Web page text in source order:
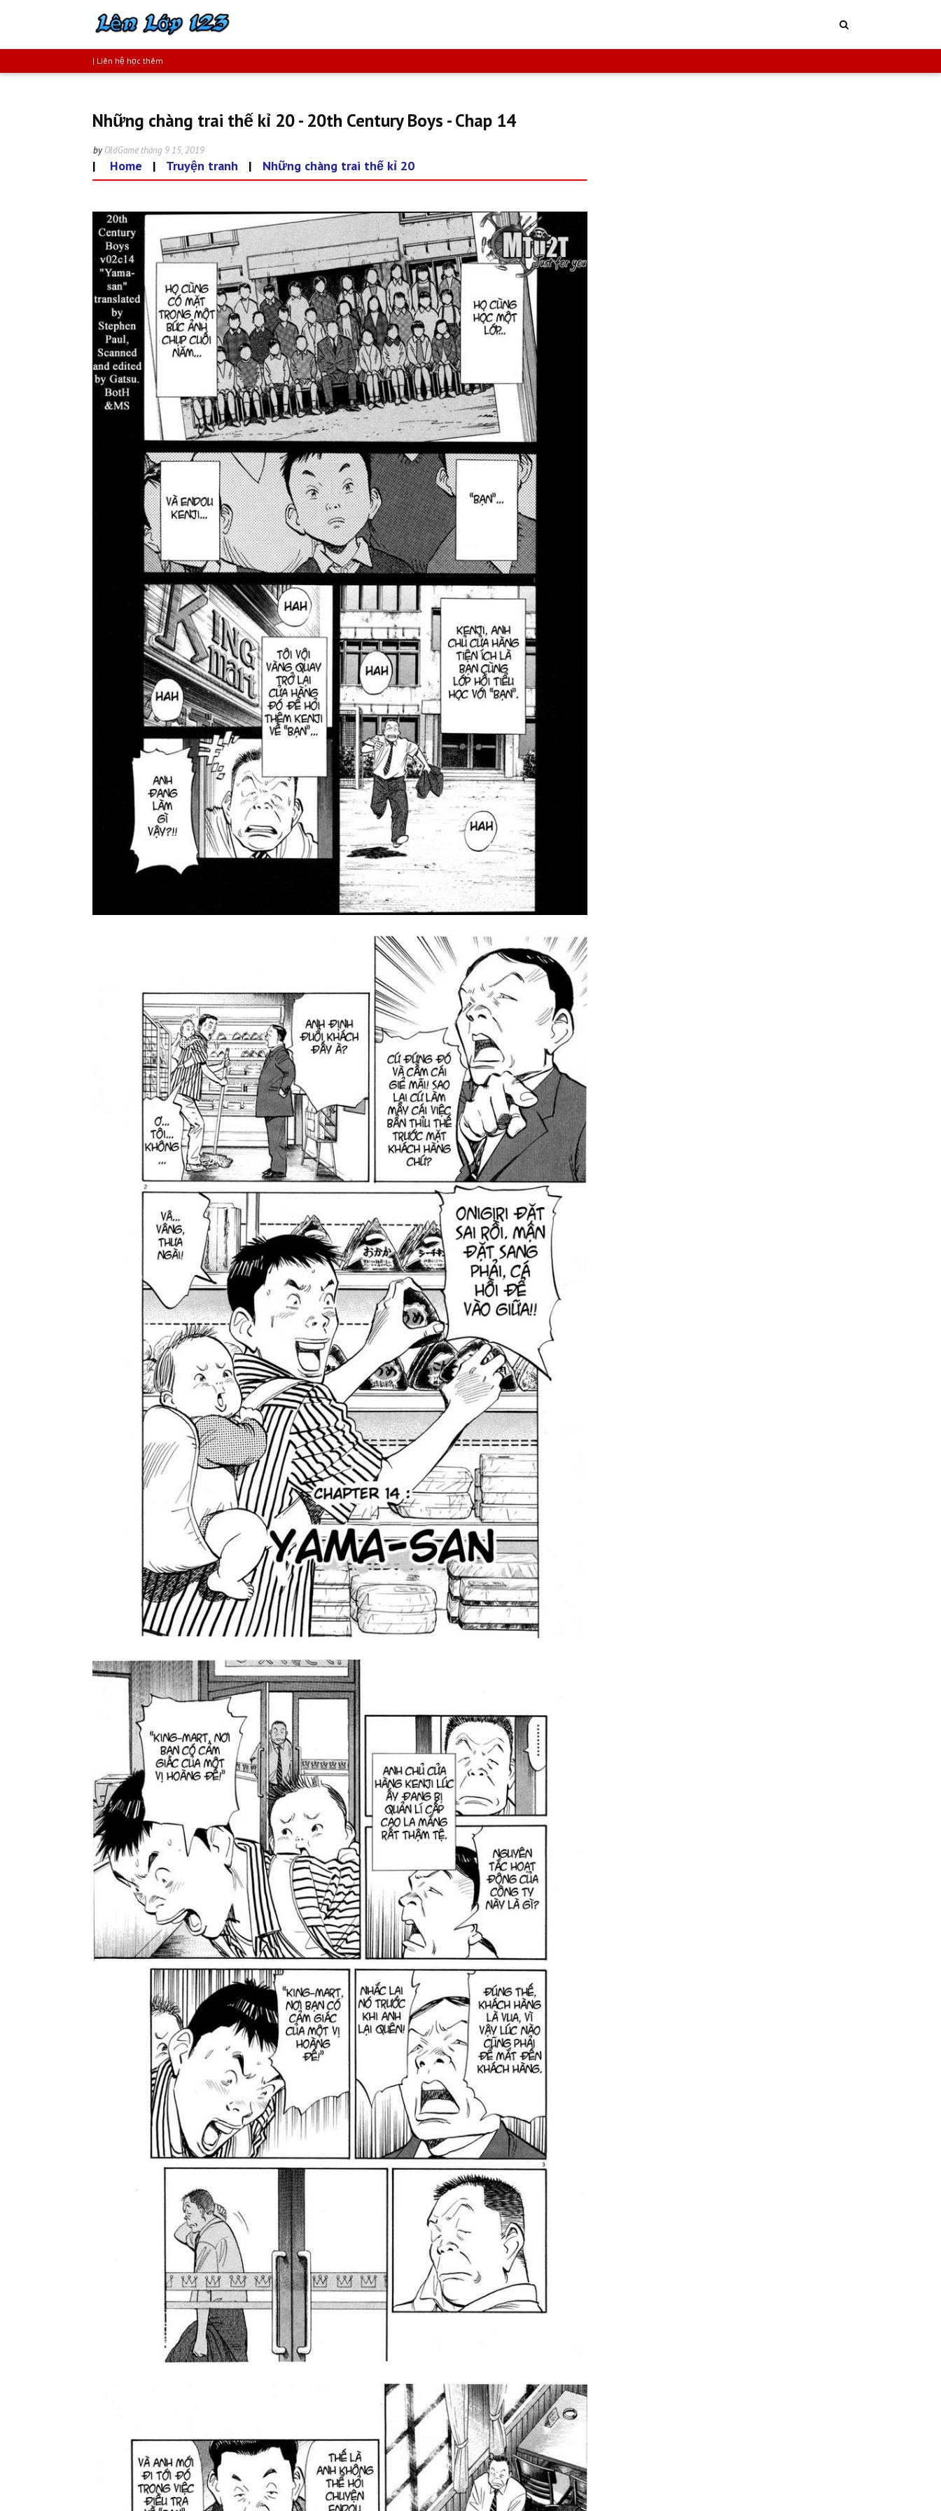
| Liên hệ học thêm
Những chàng trai thế kỉ 20 - 20th Century Boys - Chap 14
by OldGame tháng 9 15, 2019
| Home | Truyện tranh | Những chàng trai thế kỉ 20